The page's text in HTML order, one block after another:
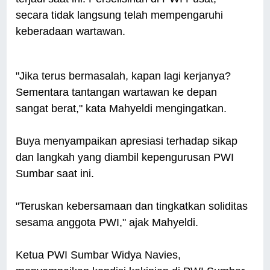
secara tidak langsung telah mempengaruhi
keberadaan wartawan.
"Jika terus bermasalah, kapan lagi kerjanya?
Sementara tantangan wartawan ke depan
sangat berat," kata Mahyeldi mengingatkan.
Buya menyampaikan apresiasi terhadap sikap
dan langkah yang diambil kepengurusan PWI
Sumbar saat ini.
"Teruskan kebersamaan dan tingkatkan soliditas
sesama anggota PWI," ajak Mahyeldi.
Ketua PWI Sumbar Widya Navies,